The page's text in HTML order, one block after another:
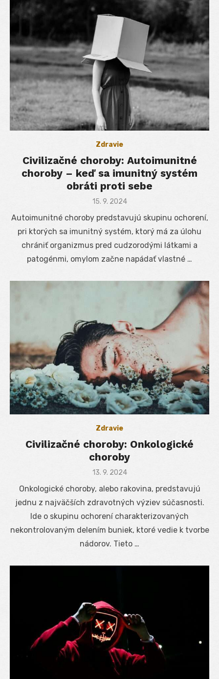
Zdravie
Civilizačné choroby: Autoimunitné
choroby – keď sa imunitný systém
obráti proti sebe
Posted
15. 9. 2024
Autoimunitné choroby predstavujú skupinu ochorení,
pri ktorých sa imunitný systém, ktorý má za úlohu
chrániť organizmus pred cudzorodými látkami a
patogénmi, omylom začne napádať vlastné …
Zdravie
Civilizačné choroby: Onkologické
choroby
Posted
13. 9. 2024
Onkologické choroby, alebo rakovina, predstavujú
jednu z najväčších zdravotných výziev súčasnosti.
Ide o skupinu ochorení charakterizovaných
nekontrolovaným delením buniek, ktoré vedie k tvorbe
nádorov. Tieto …